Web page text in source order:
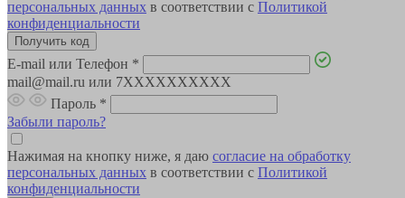
персональных данных в соответствии с Политикой
конфиденциальности
E-mail или Телефон *
mail@mail.ru или 7XXXXXXXXXX
Пароль *
Забыли пароль?
Нажимая на кнопку ниже, я даю согласие на обработку
персональных данных в соответствии с Политикой
конфиденциальности